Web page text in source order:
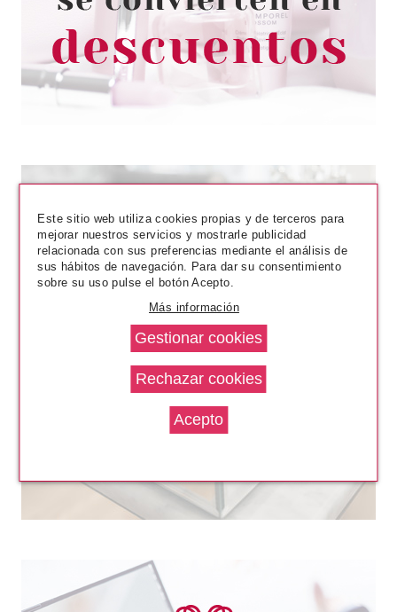
MIXTAS 150 ML
desde
3.11€
FRESH FEEL
MOUSSEL COCO 750 ML
Pvr 1.90€
-29%
desde
1.35€
Este sitio web utiliza cookies propias y de terceros para
mejorar nuestros servicios y mostrarle publicidad
relacionada con sus preferencias mediante el análisis de
sus hábitos de navegación. Para dar su consentimiento
sobre su uso pulse el botón Acepto.
Más información